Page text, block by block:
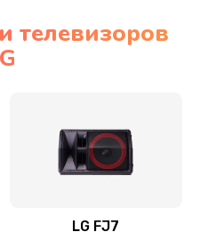
привода
клавиш, индикаторов,
телевизоров
LG FJ7